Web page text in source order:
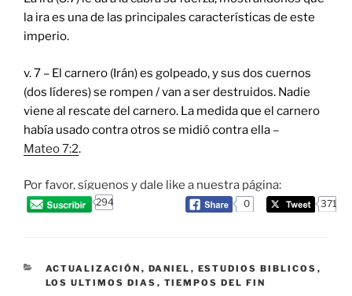
la ira es una de las principales características de este
imperio.
v. 7 – El carnero (Irán) es golpeado, y sus dos cuernos
(dos líderes) se rompen / van a ser destruidos. Nadie
viene al rescate del carnero. La medida que el carnero
había usado contra otros se midió contra ella –
Mateo 7:2.
Por favor, síguenos y dale like a nuestra página:
294 0 371
CATEGORIES
ACTUALIZACIÓN , DANIEL , ESTUDIOS BIBLICOS ,
LOS ULTIMOS DIAS , TIEMPOS DEL FIN